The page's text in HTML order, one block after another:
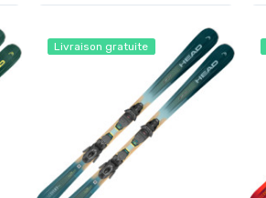
Livraison gratuite